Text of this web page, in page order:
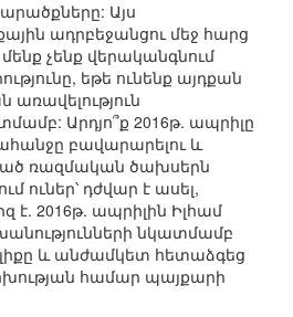
Այս
ադրբեջանցու մեջ հարց
մենք չենք վերականգնում
եթե ունենք այդքան
Արդյո՞ք 2016թ. ապրիլը
բավարարելու և
ռազմական ծախսերն
ուներ՝ դժվար է ասել,
է. 2016թ. ապրիլին Իլհամ
նկատմամբ
և անժամկետ հետաձգեց
համար պայքարի